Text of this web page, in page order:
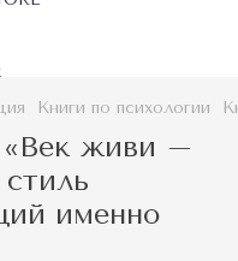
Книги по психологии
«Век живи –
именно